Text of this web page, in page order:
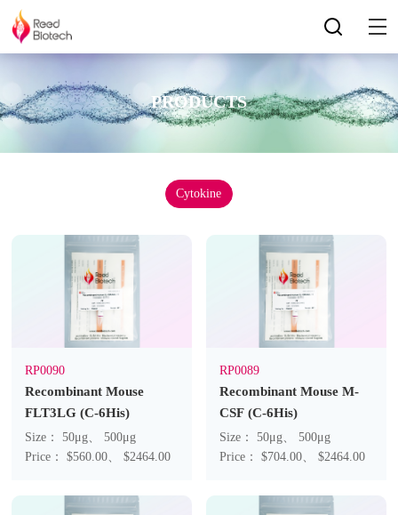
PRODUCTS
Cytokine
RP0090
Recombinant Mouse
FLT3LG (C-6His)
Size： 50μg、 500μg
Price： $560.00、 $2464.00
RP0089
Recombinant Mouse M-
CSF (C-6His)
Size： 50μg、 500μg
Price： $704.00、 $2464.00